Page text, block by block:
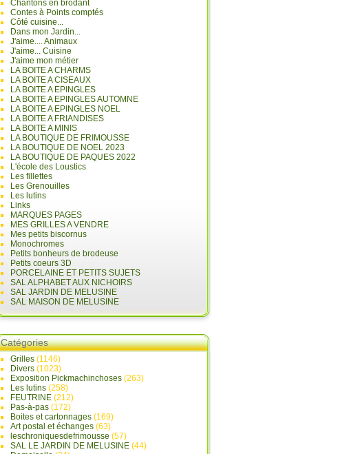
Chantons en brodant
Contes à Points comptés
Côté cuisine...
Dans mon Jardin...
J'aime.... Animaux
J'aime... Cuisine
J'aime mon métier
LA BOITE A CHARMS
LA BOITE A CISEAUX
LA BOITE A EPINGLES
LA BOITE A EPINGLES AUTOMNE
LA BOITE A EPINGLES NOEL
LA BOITE A FRIANDISES
LA BOITE A MINIS
LA BOUTIQUE DE FRIMOUSSE
LA BOUTIQUE DE NOEL 2023
LA BOUTIQUE DE PAQUES 2022
L'école des Loustics
Les fillettes
Les Grenouilles
Les lutins
Links
MARQUES PAGES
MES GRILLES A VENDRE
Mes petits biscornus
Monochromes
Petits bonheurs de brodeuse
Petits coeurs 3D
PORCELAINE ET PETITS SUJETS
SAL ALPHABET AUX NICHOIRS
SAL JARDIN DE MELUSINE
SAL MAISON DE MELUSINE
Catégories
Grilles (1146)
Divers (1023)
Exposition Pickmachinchoses (263)
Les lutins (258)
FEUTRINE (212)
Pas-à-pas (172)
Boites et cartonnages (169)
Art postal et échanges (63)
leschroniquesdefrimousse (57)
SAL LE JARDIN DE MELUSINE (44)